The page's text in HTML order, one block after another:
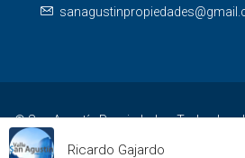
© San Agustín Propiedades. Todos los
desarrollado por
Ricardo Gajardo